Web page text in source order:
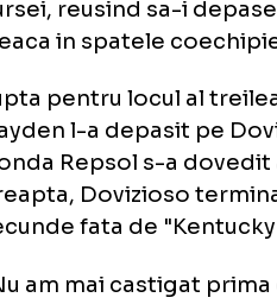
Dupa abandonul lui
timp, "Doctorul"
Lorenzo, aflat pe
cursei, reusind sa-i
treaca in spatele
Lupta pentru locul